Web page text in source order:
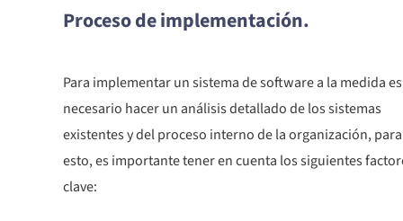
Proceso de implementación.
Para implementar un sistema de software a la medida es
necesario hacer un análisis detallado de los sistemas
existentes y del proceso interno de la organización, para
esto, es importante tener en cuenta los siguientes
clave: